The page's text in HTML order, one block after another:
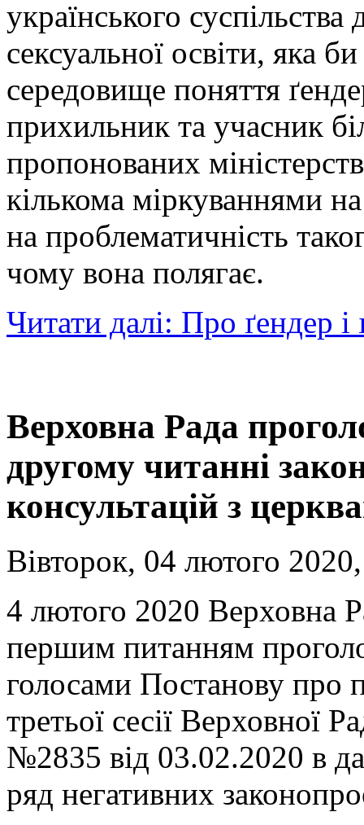
українського
сексуальної освіти, яка
середовище поняття
прихильник та учасник
пропонованих
кількома міркуваннями
на проблематичність
чому вона полягає.
Читати далі: Про ґендер
Верховна Рада
другому читанні
консультацій з
Вівторок, 04 лютого
4 лютого 2020 Верховна
першим питанням
голосами Постанову про
третьої сесії Верховної
№2835 від 03.02.2020 в
ряд негативних